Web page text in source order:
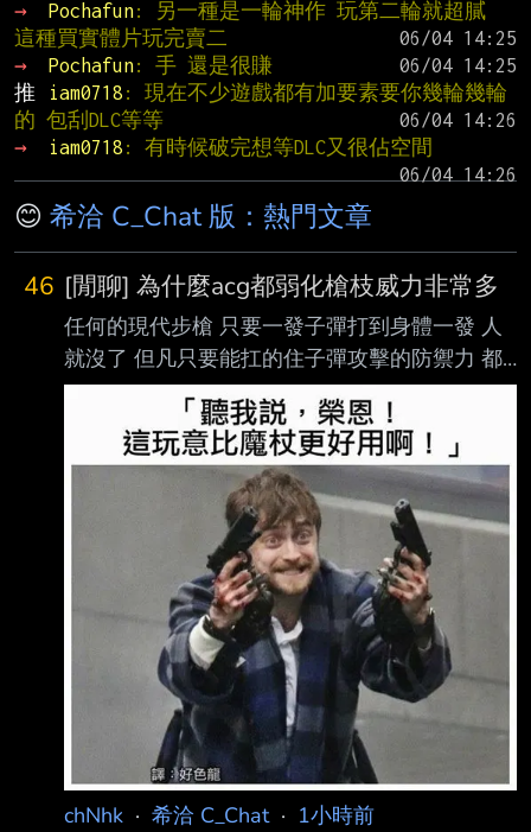
→ Pochafun: 另一種是一輪神作 玩第二輪就超膩
這種買實體片玩完賣二
→
Pochafun: 手 還是很賺
推
iam0718 : 現在不少遊戲都有加要素要你幾輪幾輪
的 包刮DLC等等
→
iam0718 : 有時候破完想等DLC又很佔空間
😊 希洽 C_Chat 版：熱門文章
46 [閒聊] 為什麼acg都弱化槍枝威力非常多
任何的現代步槍 只要一發子彈打到身體一發 人
就沒了 但凡只要能扛的住子彈攻擊的防禦力 都
是最頂級的 現今還沒有任何動物的肉體 或者是
角質層可以扛的住步槍子彈 霰彈槍也是 但是 殭
屍類的生存遊戲很常看到可以扛 像是惡靈古堡
的暴君 最後生還者的巨無霸 還有惡靈勢力的
tank 基本上打完一個彈夾就能變成肉泥 為什麼
要這樣削弱槍枝威力 是為了平衡嗎 --
chNhk · 希洽 C_Chat· 1小時前